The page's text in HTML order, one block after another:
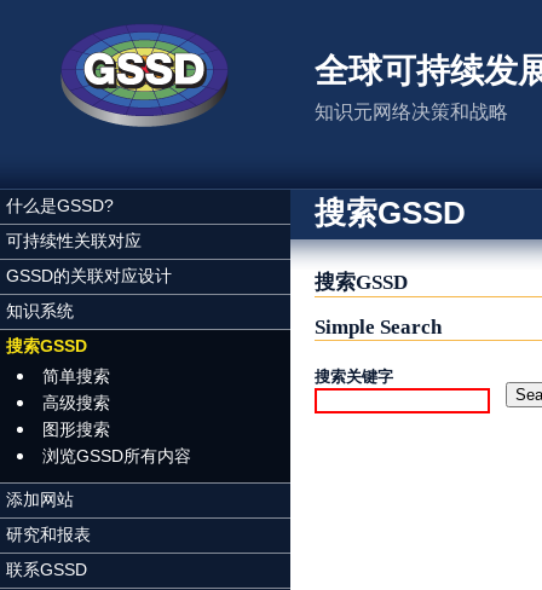
全球可持续发
知识元网络决策和战略
什么是GSSD?
可持续性关联对应
GSSD的关联对应设计
知识系统
搜索GSSD
简单搜索
高级搜索
图形搜索
浏览GSSD所有内容
添加网站
研究和报表
联系GSSD
搜索GSSD
搜索GSSD
Simple Search
搜索关键字